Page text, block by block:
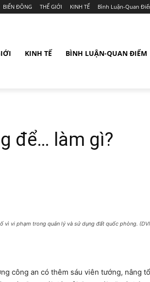
BIỂN ĐÔNG THẾ GIỚI KINH TẾ Bình Luận-Quan
KINH TẾ BÌNH LUẬN-QUAN ĐIỂM
để… làm gì?
vì vi phạm trong quản lý và sử dụng đất quốc phòng.
công an có thêm sáu viên tướng, nâng